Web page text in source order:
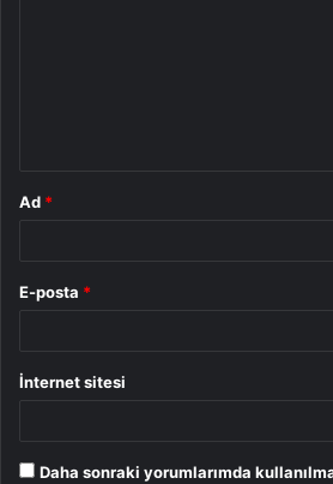
Ad *
E-posta *
İnternet sitesi
Daha sonraki yorumlarımda